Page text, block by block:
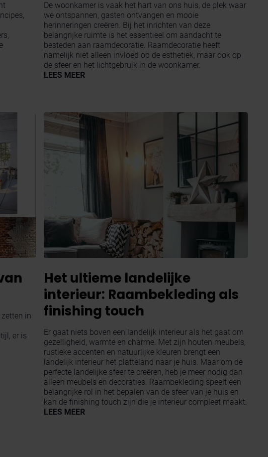
De woonkamer is vaak het hart van ons huis, de plek waar
we ontspannen, gasten ontvangen en mooie
herinneringen creëren. Bij het inrichten van deze
belangrijke ruimte is het essentieel om aandacht te
besteden aan raamdecoratie. Raamdecoratie heeft
namelijk niet alleen invloed op de esthetiek, maar ook op
de sfeer en het lichtgebruik in de woonkamer.
LEES MEER
in
er is
Het ultieme landelijke
interieur: Raambekleding als
finishing touch
Er gaat niets boven een landelijk interieur als het gaat om
gezelligheid, warmte en charme. Met zijn houten meubels,
rustieke accenten en natuurlijke kleuren brengt een
landelijk interieur het platteland naar je huis. Maar om de
perfecte landelijke sfeer te creëren, heb je meer nodig dan
alleen meubels en decoraties. Raambekleding speelt een
belangrijke rol in het bepalen van de sfeer van je huis en
kan de finishing touch zijn die je interieur compleet maakt.
LEES MEER